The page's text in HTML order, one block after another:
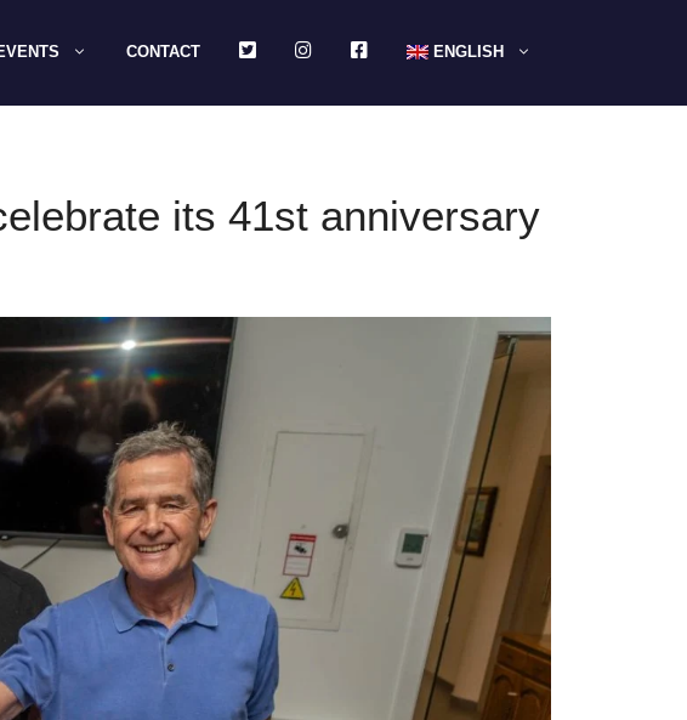
CONTACT TWITTERINSTAGRAMFACEBOOKENGLISH
its 41st anniversary